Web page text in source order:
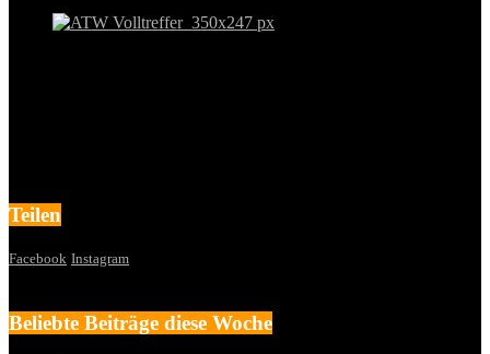
Teilen
Facebook Instagram
Beliebte Beiträge diese Woche